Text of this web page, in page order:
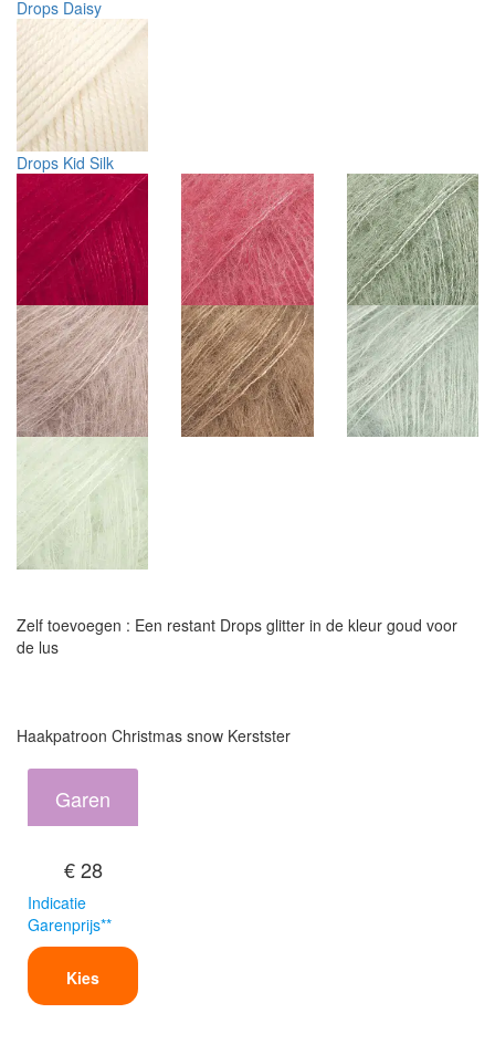
Drops Daisy
Drops Kid Silk
Zelf toevoegen : Een restant Drops glitter in de kleur goud voor
de lus
Haakpatroon Christmas snow Kerstster
Garen
€ 28
Indicatie
Garenprijs**
Kies